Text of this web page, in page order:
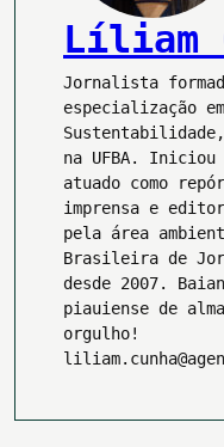
Líliam
Jornalista
especialização
na UFBA.
atuado como
imprensa e
pela área
Brasileira de
desde 2007.
piauiense de
orgulho!